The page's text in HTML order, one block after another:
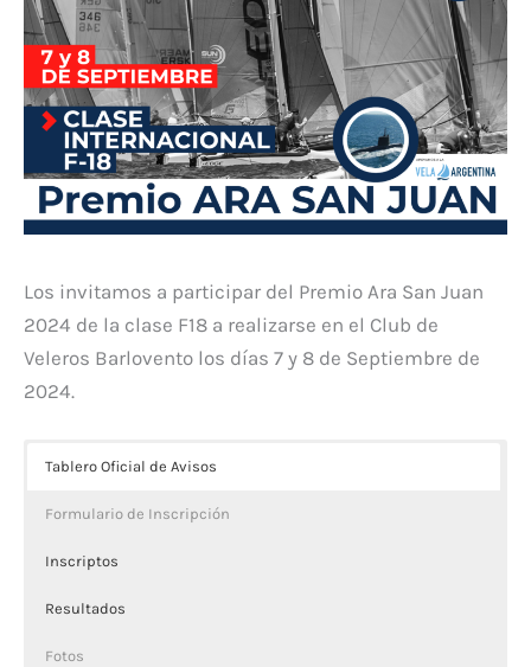
Los invitamos a participar del Premio Ara San Juan
2024 de la clase F18 a realizarse en el Club de
Veleros Barlovento los días 7 y 8 de Septiembre de
2024.
Tablero Oficial de Avisos
Formulario de Inscripción
Inscriptos
Resultados
Fotos